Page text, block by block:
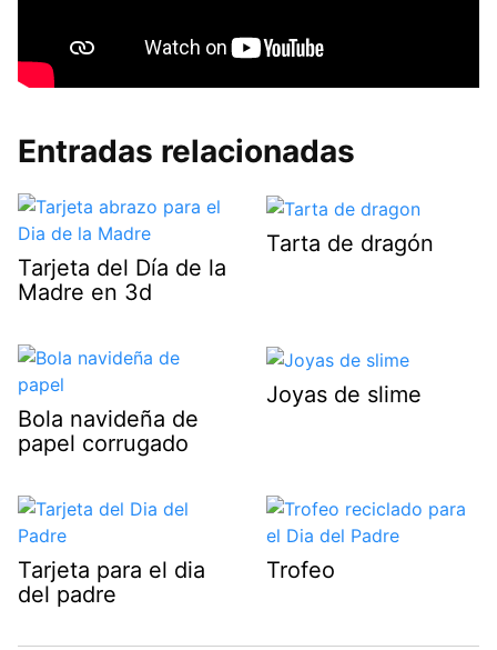
Entradas relacionadas
Tarjeta del Día de la
Madre en 3d
Tarta de dragón
Bola navideña de
papel corrugado
Joyas de slime
Tarjeta para el dia
del padre
Trofeo